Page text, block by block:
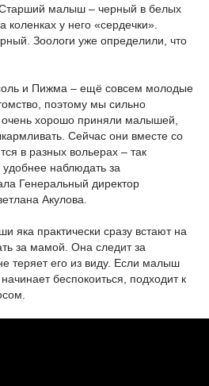
малыш – черный в белых
у него «сердечки».
Зоологи уже определили, что
и Пижма – ещё совсем молодые
поэтому мы сильно
хорошо приняли малышей,
Сейчас они вместе со
в разных вольерах – так
наблюдать за
Генеральный директор
Акулова.
яка практически сразу встают на
за мамой. Она следит за
теряет его из виду. Если малыш
беспокоиться, подходит к